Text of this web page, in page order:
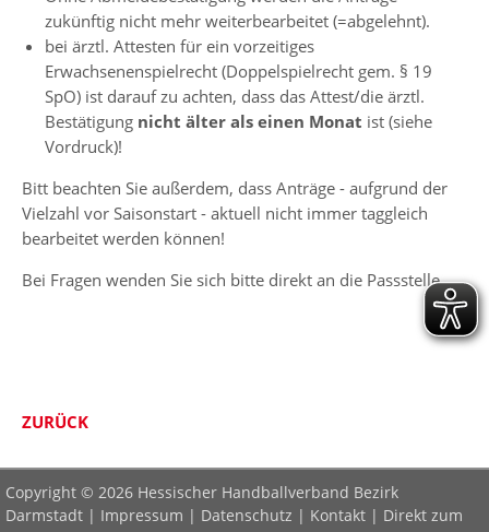
zukünftig nicht mehr weiterbearbeitet (=abgelehnt).
bei ärztl. Attesten für ein vorzeitiges
Erwachsenenspielrecht (Doppelspielrecht gem. § 19
SpO) ist darauf zu achten, dass das Attest/die ärztl.
Bestätigung nicht älter als einen Monat ist (siehe
Vordruck)!
Bitt beachten Sie außerdem, dass Anträge - aufgrund der
Vielzahl vor Saisonstart - aktuell nicht immer taggleich
bearbeitet werden können!
Bei Fragen wenden Sie sich bitte direkt an die Passstelle.
ZURÜCK
Copyright © 2026 Hessischer Handballverband Bezirk
Darmstadt | Impressum | Datenschutz | Kontakt | Direkt zum